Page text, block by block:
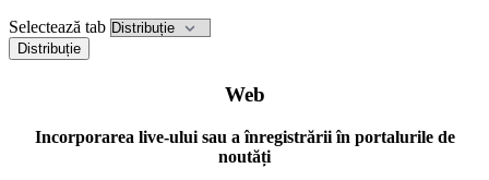
Selectează tab
Distribuție
Web
Incorporarea live-ului sau a înregistrării în portalurile de
noutăți